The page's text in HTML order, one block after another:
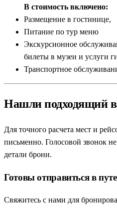
В стоимость включено:
Размещение в гостинице,
Питание по тур меню
Экскурсионное
билеты в музеи и услуги
Транспортное
Нашли подходящий
Для точного расчета мест и
письменно. Голосовой звонок
детали брони.
Готовы отправиться в
Свяжитесь с нами для